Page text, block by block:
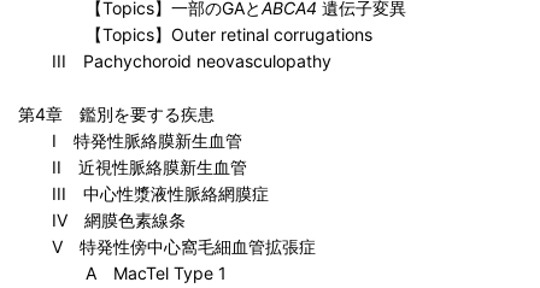
【Topics】一部のGAとABCA4 遺伝子変異
【Topics】Outer retinal corrugations
III Pachychoroid neovasculopathy
第4章 鑑別を要する疾患
I 特発性脈絡膜新生血管
II 近視性脈絡膜新生血管
III 中心性漿液性脈絡網膜症
IV 網膜色素線条
V 特発性傍中心窩毛細血管拡張症
A MacTel Type 1